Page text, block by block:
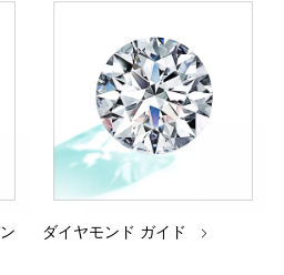
ダイヤモンド ガイド